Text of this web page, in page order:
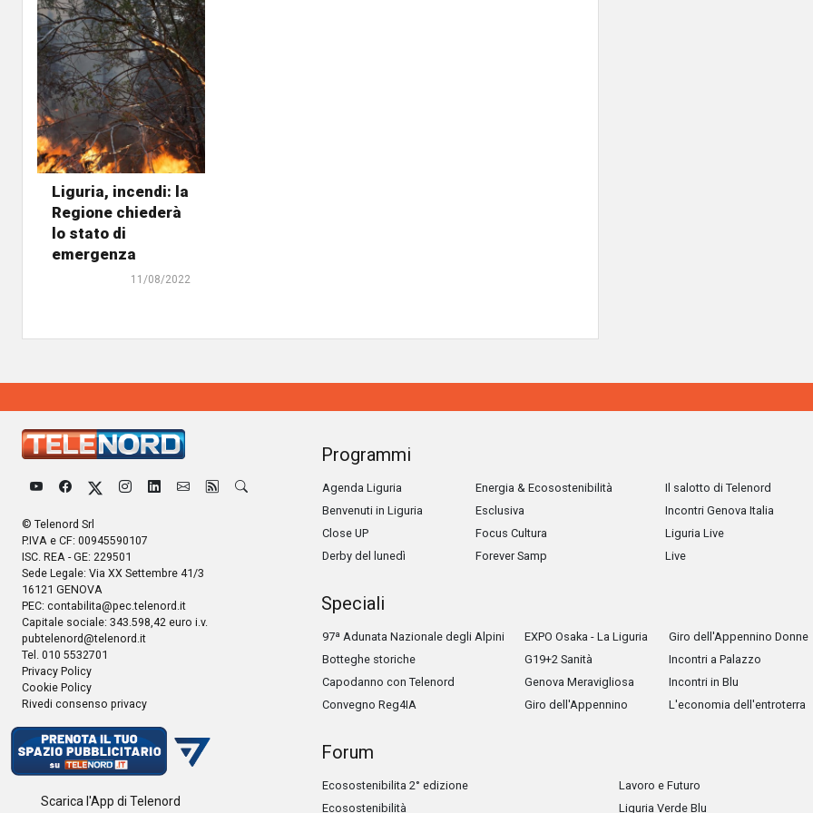
Liguria, incendi: la
Regione chiederà
lo stato di
emergenza
11/08/2022
© Telenord Srl
P.IVA e CF: 00945590107
ISC. REA - GE: 229501
Sede Legale: Via XX Settembre 41/3
16121 GENOVA
PEC: contabilita@pec.telenord.it
Capitale sociale: 343.598,42 euro i.v.
pubtelenord@telenord.it
Tel. 010 5532701
Privacy Policy
Cookie Policy
Rivedi consenso privacy
Scarica l'App di Telenord
Programmi
Agenda Liguria
Benvenuti in Liguria
Close UP
Derby del lunedì
Energia & Ecosostenibilità
Esclusiva
Focus Cultura
Forever Samp
Il salotto di Telenord
Incontri Genova Italia
Liguria Live
Live
Speciali
97ª Adunata Nazionale degli Alpini
Botteghe storiche
Capodanno con Telenord
Convegno Reg4IA
EXPO Osaka - La Liguria
G19+2 Sanità
Genova Meravigliosa
Giro dell'Appennino
Giro dell'Appennino Donne
Incontri a Palazzo
Incontri in Blu
L'economia dell'entroterra
Forum
Ecosostenibilita 2° edizione
Ecosostenibilità
Lavoro e Futuro
Liguria Verde Blu